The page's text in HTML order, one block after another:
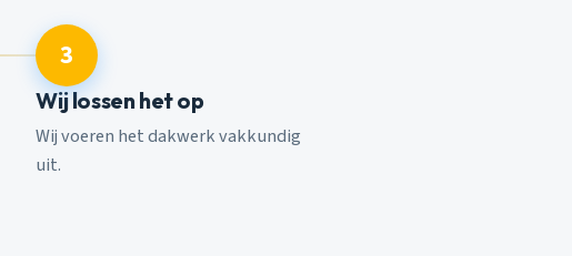
3
Wij lossen het op
Wij voeren het dakwerk vakkundig
uit.